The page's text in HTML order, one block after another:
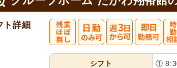
ト詳細
シフト ①